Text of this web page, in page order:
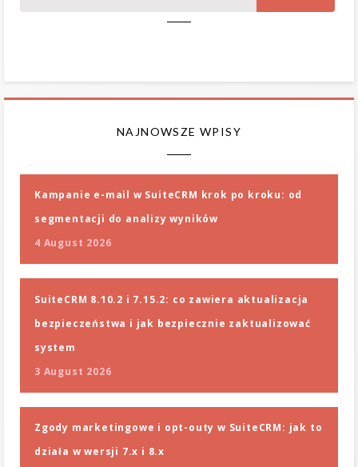
NAJNOWSZE WPISY
Kampanie e-mail w SuiteCRM krok po kroku: od
segmentacji do analizy wyników
4 August 2026
SuiteCRM 8.10.2 i 7.15.2: co zawiera aktualizacja
bezpieczeństwa i jak bezpiecznie zaktualizować
system
3 August 2026
Zgody marketingowe i opt-outy w SuiteCRM: jak to
działa w wersji 7.x i 8.x